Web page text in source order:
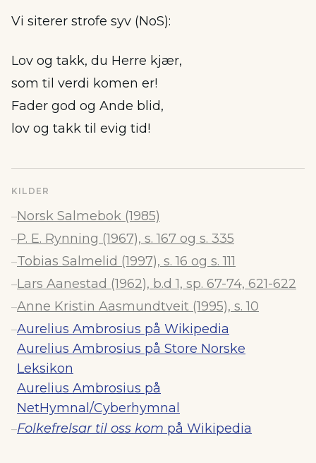
Vi siterer strofe syv (NoS):
Lov og takk, du Herre kjær,
som til verdi komen er!
Fader god og Ande blid,
lov og takk til evig tid!
KILDER
–Norsk Salmebok (1985)
–P. E. Rynning (1967), s. 167 og s. 335
–Tobias Salmelid (1997), s. 16 og s. 111
–Lars Aanestad (1962), b.d 1, sp. 67-74, 621-622
–Anne Kristin Aasmundtveit (1995), s. 10
–Aurelius Ambrosius på Wikipedia
Aurelius Ambrosius på Store Norske
Leksikon
Aurelius Ambrosius på
NetHymnal/Cyberhymnal
–Folkefrelsar til oss kom på Wikipedia